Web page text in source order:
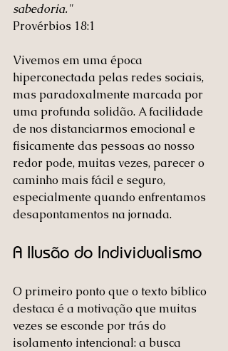
sabedoria."
Provérbios 18:1
Vivemos em uma época
hiperconectada pelas redes sociais,
mas paradoxalmente marcada por
uma profunda solidão. A facilidade
de nos distanciarmos emocional e
fisicamente das pessoas ao nosso
redor pode, muitas vezes, parecer o
caminho mais fácil e seguro,
especialmente quando enfrentamos
desapontamentos na jornada.
A Ilusão do Individualismo
O primeiro ponto que o texto bíblico
destaca é a motivação que muitas
vezes se esconde por trás do
isolamento intencional: a busca